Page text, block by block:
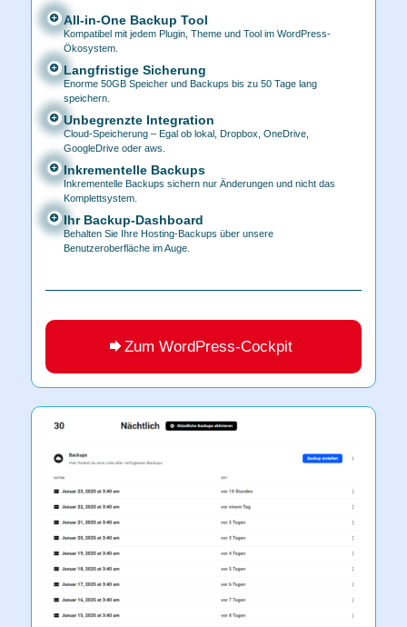
All-in-One Backup Tool
Kompatibel mit jedem Plugin, Theme und Tool im WordPress-
Ökosystem.
Langfristige Sicherung
Enorme 50GB Speicher und Backups bis zu 50 Tage lang
speichern.
Unbegrenzte Integration
Cloud-Speicherung – Egal ob lokal, Dropbox, OneDrive,
GoogleDrive oder aws.
Inkrementelle Backups
Inkrementelle Backups sichern nur Änderungen und nicht das
Komplettsystem.
Ihr Backup-Dashboard
Behalten Sie Ihre Hosting-Backups über unsere
Benutzeroberfläche im Auge.
Zum WordPress-Cockpit